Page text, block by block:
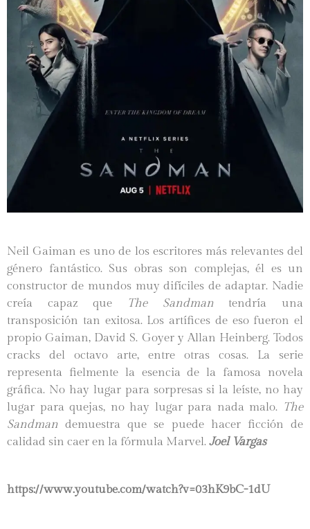
Neil Gaiman es uno de los escritores más relevantes del
género fantástico. Sus obras son complejas, él es un
constructor de mundos muy difíciles de adaptar. Nadie
creía capaz que
The Sandman tendría una
transposición tan exitosa. Los artífices de eso fueron el
propio Gaiman, David S. Goyer y Allan Heinberg. Todos
cracks del octavo arte, entre otras cosas. La serie
representa fielmente la esencia de la famosa novela
gráfica. No hay lugar para sorpresas si la leíste, no hay
lugar para quejas, no hay lugar para nada malo. The
Sandmandemuestra que se puede hacer ficción de
calidad sin caer en la fórmula Marvel. Joel Vargas
https://www.youtube.com/watch?v=03hK9bC-1dU